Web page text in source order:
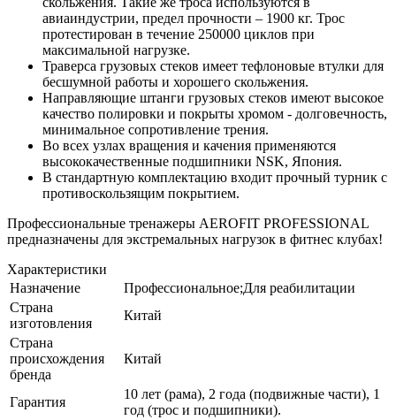
авиаиндустрии, предел прочности – 1900 кг. Трос
протестирован в течение 250000 циклов при
максимальной нагрузке.
Траверса грузовых стеков имеет тефлоновые втулки для
бесшумной работы и хорошего скольжения.
Направляющие штанги грузовых стеков имеют высокое
качество полировки и покрыты хромом - долговечность,
минимальное сопротивление трения.
Во всех узлах вращения и качения применяются
высококачественные подшипники NSK, Япония.
В стандартную комплектацию входит прочный турник с
противоскользящим покрытием.
Профессиональные тренажеры AEROFIT PROFESSIONAL
предназначены для экстремальных нагрузок в фитнес клубах!
Характеристики
Назначение
Профессиональное;Для реабилитации
Страна
изготовления
Китай
Страна
происхождения
бренда
Китай
Гарантия
10 лет (рама), 2 года (подвижные части), 1
год (трос и подшипники).